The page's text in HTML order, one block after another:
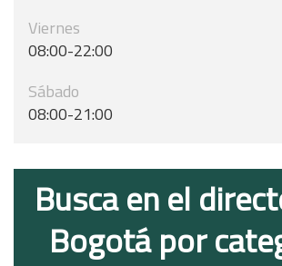
Viernes
08:00-22:00
Sábado
08:00-21:00
Busca en el
Bogotá por